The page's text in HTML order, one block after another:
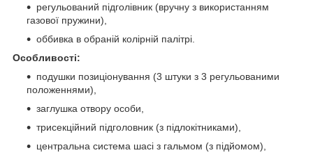
регульований підголівник (вручну з використанням
газової пружини),
оббивка в обраній колірній палітрі.
Особливості:
подушки позиціонування (3 штуки з 3 регульованими
положеннями),
заглушка отвору особи,
трисекційний підголовник (з підлокітниками),
центральна система шасі з гальмом (з підйомом),